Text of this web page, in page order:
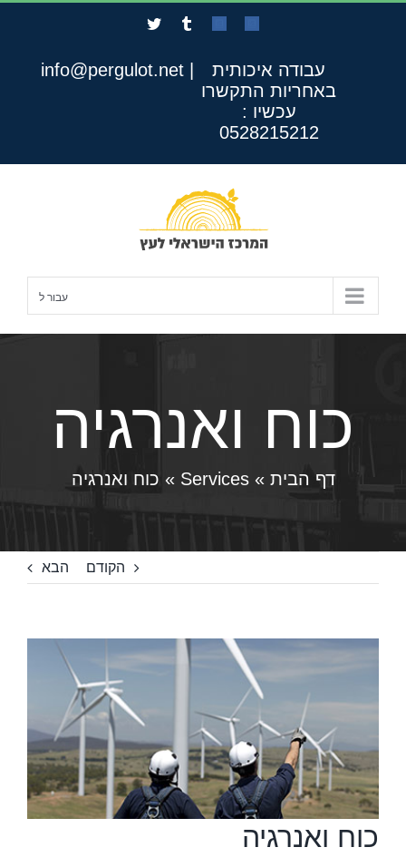
Custom
Tumblr
עבודה איכותית
באחריות התקשרו
עכשיו :
0528215212
info@pergulot.net
עבור ל
כוח ואנרגיה
דף הבית »
Services
» כוח ואנרגיה
הקודם הבא
צפה
מוגדלת
כוח ואנרגיה